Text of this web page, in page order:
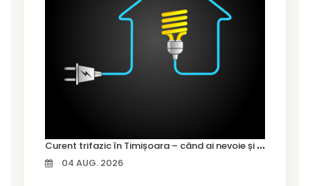
C
urent trifazic în Timișoara – când ai nevoie și cum îl alegi
04 AUG. 2026